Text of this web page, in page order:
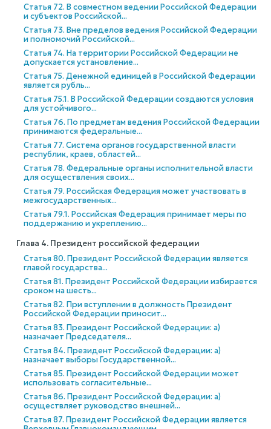
Статья 72. В совместном ведении Российской Федерации
и субъектов Российской...
Статья 73. Вне пределов ведения Российской Федерации
и полномочий Российской...
Статья 74. На территории Российской Федерации не
допускается установление...
Статья 75. Денежной единицей в Российской Федерации
является рубль...
Статья 75.1. В Российской Федерации создаются условия
для устойчивого...
Статья 76. По предметам ведения Российской Федерации
принимаются федеральные...
Статья 77. Система органов государственной власти
республик, краев, областей...
Статья 78. Федеральные органы исполнительной власти
для осуществления своих...
Статья 79. Российская Федерация может участвовать в
межгосударственных...
Статья 79.1. Российская Федерация принимает меры по
поддержанию и укреплению...
Глава 4. Президент российской федерации
Статья 80. Президент Российской Федерации является
главой государства...
Статья 81. Президент Российской Федерации избирается
сроком на шесть...
Статья 82. При вступлении в должность Президент
Российской Федерации приносит...
Статья 83. Президент Российской Федерации: а)
назначает Председателя...
Статья 84. Президент Российской Федерации: а)
назначает выборы Государственной...
Статья 85. Президент Российской Федерации может
использовать согласительные...
Статья 86. Президент Российской Федерации: а)
осуществляет руководство внешней...
Статья 87. Президент Российской Федерации является